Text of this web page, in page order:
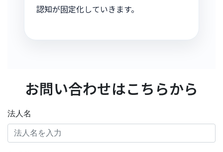
認知が固定化していきます。
お問い合わせはこちらから
法人名